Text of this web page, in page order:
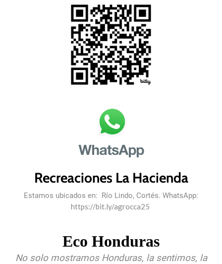
Recreaciones La Hacienda
Estamos ubicados en: Río Lindo, Cortés. WhatsApp:
https://bit.ly/agrocca25
Eco Honduras
No solo mostramos Honduras, la sentimos, la